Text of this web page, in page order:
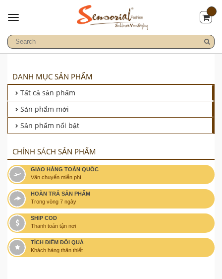
DANH MỤC SẢN PHẨM
Tất cả sản phẩm
Sản phẩm mới
Sản phẩm nổi bật
CHÍNH SÁCH SẢN PHẨM
GIAO HÀNG TOÀN QUỐC
Vận chuyển miễn phí
HOÀN TRẢ SẢN PHẨM
Trong vòng 7 ngày
SHIP COD
Thanh toán tận nơi
TÍCH ĐIỂM ĐỔI QUÀ
Khách hàng thân thiết